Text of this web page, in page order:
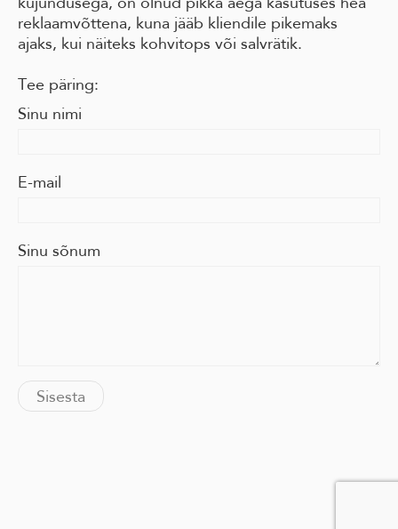
reklaamvõttena, kuna jääb kliendile pikemaks
ajaks, kui näiteks kohvitops või salvrätik.
Tee päring:
Sinu nimi
E-mail
Sinu sõnum